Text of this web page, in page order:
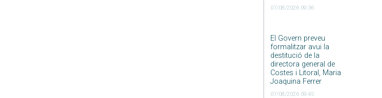
07/08/2026 09:36
El Govern preveu
formalitzar avui la
destitució de la
directora general de
Costes i Litoral, Maria
Joaquina Ferrer
07/08/2026 09:45